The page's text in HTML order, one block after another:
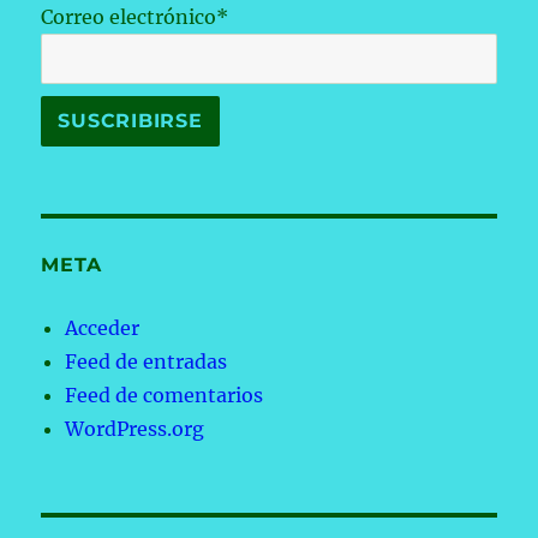
Correo electrónico*
META
Acceder
Feed de entradas
Feed de comentarios
WordPress.org